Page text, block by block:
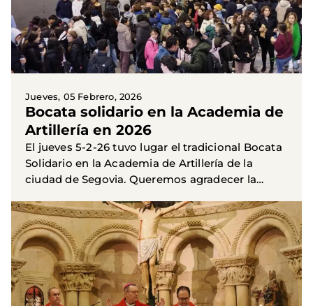
Jueves, 05 Febrero, 2026
Bocata solidario en la Academia de
Artillería en 2026
El jueves 5-2-26 tuvo lugar el tradicional Bocata
Solidario en la Academia de Artillería de la
ciudad de Segovia. Queremos agradecer la
militares en todo momento...